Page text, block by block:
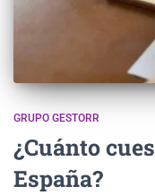
GRUPO GESTORR
¿Cuánto
España?